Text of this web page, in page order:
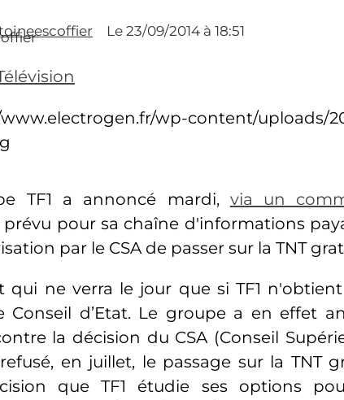
Le 23/09/2014 à 18:51
TF1 a annoncé mardi, via un
pour sa chaîne d'informations
par le CSA de passer sur la TNT
qui ne verra le jour que si TF1
Conseil d’Etat. Le groupe a en effet
la décision du CSA (Conseil
en juillet, le passage sur la TNT
que TF1 étudie ses options